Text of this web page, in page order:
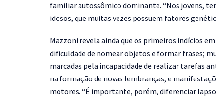
familiar autossômico dominante. “Nos jovens,
idosos, que muitas vezes possuem fatores
Mazzoni revela ainda que os primeiros indícios
dificuldade de nomear objetos e formar frases;
marcadas pela incapacidade de realizar tarefas
na formação de novas lembranças; e
motores. “É importante, porém, diferenciar